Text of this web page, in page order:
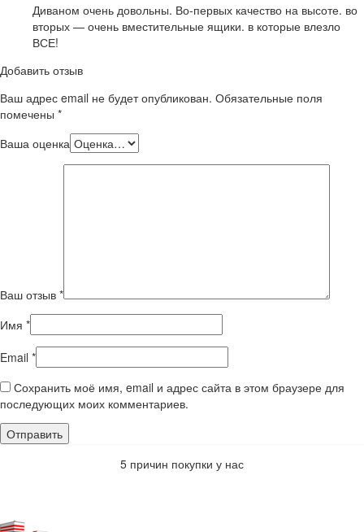
Диваном очень довольны. Во-первых качество на высоте. во
вторых — очень вместительные ящики. в которые влезло
ВСЕ!
Добавить отзыв
Ваш адрес email не будет опубликован. Обязательные поля
помечены *
Ваша оценка
Ваш отзыв *
Имя *
Email *
Сохранить моё имя, email и адрес сайта в этом браузере для
последующих моих комментариев.
5 причин покупки у нас